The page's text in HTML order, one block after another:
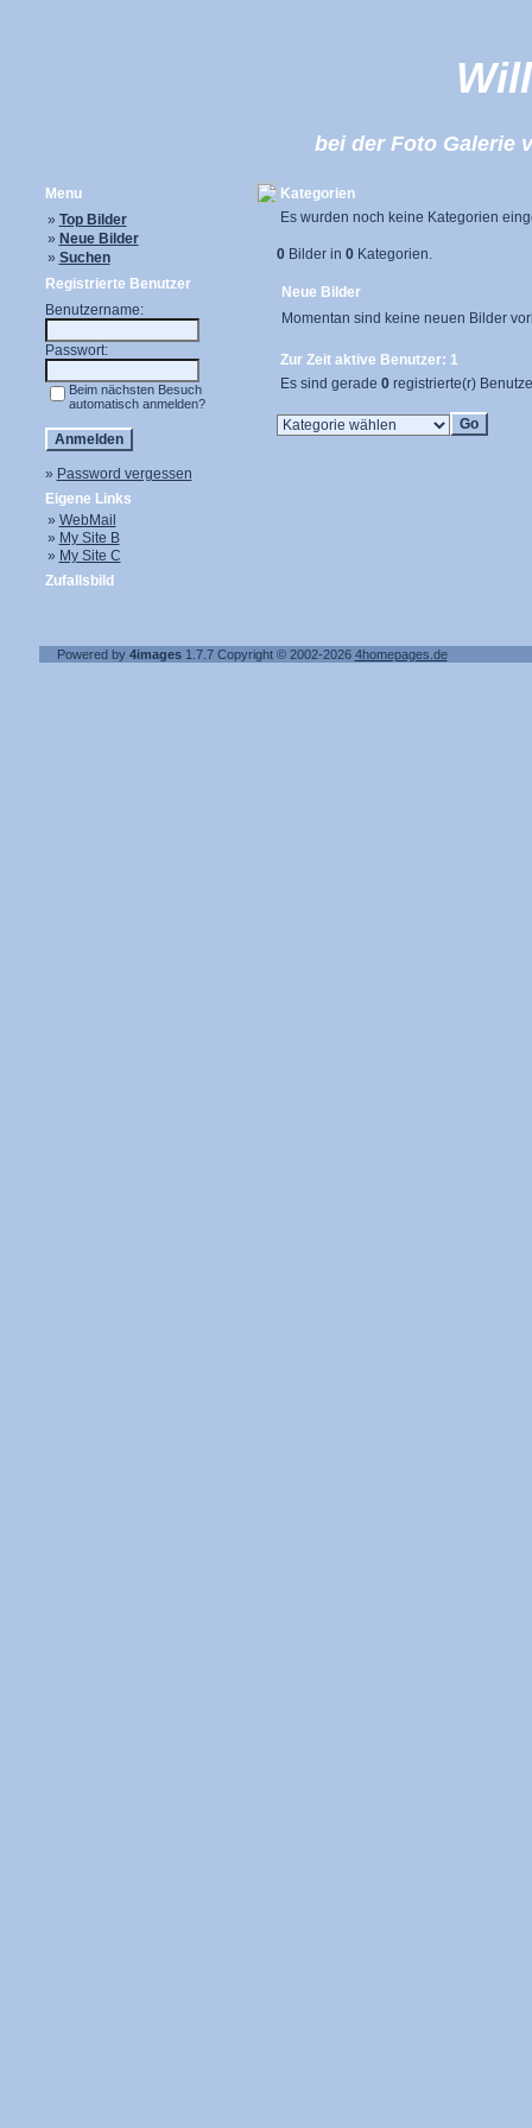
bei der Foto Galerie
Menu
» Top Bilder
» Neue Bilder
» Suchen
Registrierte Benutzer
Benutzername:
Passwort:
Beim nächsten Besuch
automatisch anmelden?
» Password vergessen
Eigene Links
» WebMail
» My Site B
» My Site C
Zufallsbild
Kategorien
Es wurden noch keine Kategorien
0Bilder in 0Kategorien.
Neue Bilder
Momentan sind keine neuen Bilder
Zur Zeit aktive Benutzer: 1
Es sind gerade 0registrierte(r)
Powered by 4images1.7.7 Copyright © 2002-2026 4homepages.de